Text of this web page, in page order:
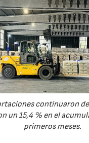
continuaron
un 15,4 % en el
primeros meses.